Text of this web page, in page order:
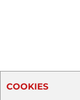
COOKIES